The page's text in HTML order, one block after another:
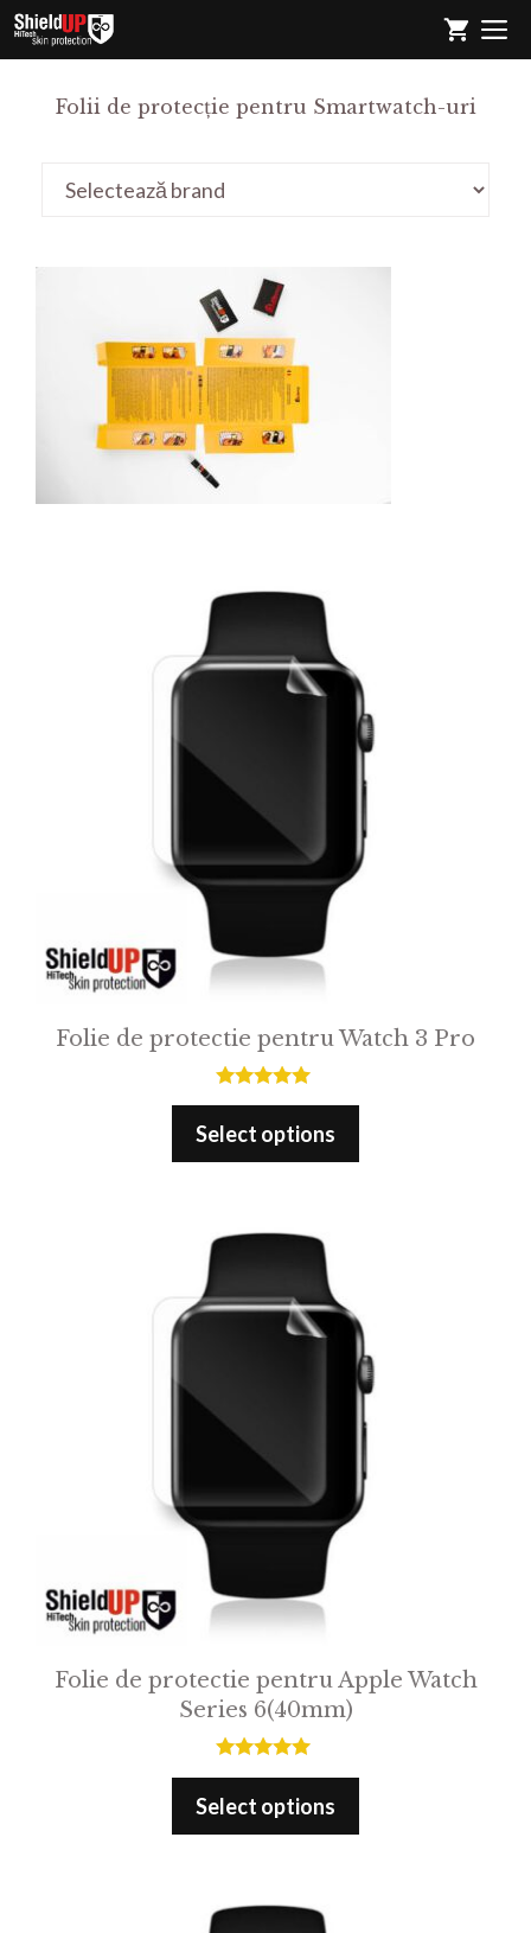
Sari
Folii de protecție pentru Smartwatch-uri
Folie de protectie pentru Watch 3 Pro
5.00
Select options
Folie de protectie pentru Apple Watch
Series 6(40mm)
5.00
Select options